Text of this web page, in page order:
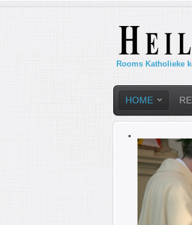
Rooms Katholieke
HOME